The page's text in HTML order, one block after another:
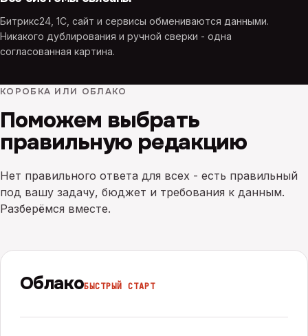
Битрикс24, 1С, сайт и сервисы обмениваются данными.
Никакого дублирования и ручной сверки - одна
согласованная картина.
КОРОБКА ИЛИ ОБЛАКО
Поможем выбрать
правильную редакцию
Нет правильного ответа для всех - есть правильный
под вашу задачу, бюджет и требования к данным.
Разберёмся вместе.
ОблакоБЫСТРЫЙ СТАРТ